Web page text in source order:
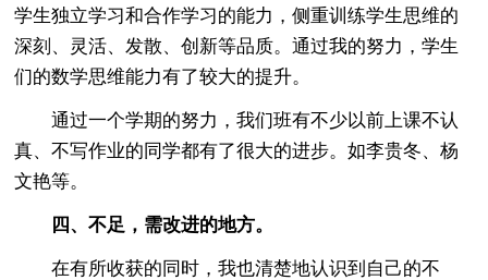
学生独立学习和合作学习的能力，侧重训练学生思维的
深刻、灵活、发散、创新等品质。通过我的努力，学生
们的数学思维能力有了较大的提升。
通过一个学期的努力，我们班有不少以前上课不认
真、不写作业的同学都有了很大的进步。如李贵冬、杨
文艳等。
四、不足，需改进的地方。
在有所收获的同时，我也清楚地认识到自己的不